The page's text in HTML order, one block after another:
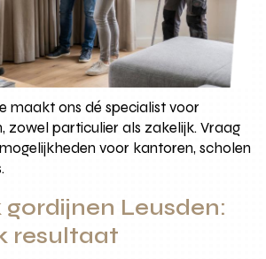
maakt ons dé specialist voor
zowel particulier als zakelijk. Vraag
voor kantoren, scholen
Leusden:
resultaat